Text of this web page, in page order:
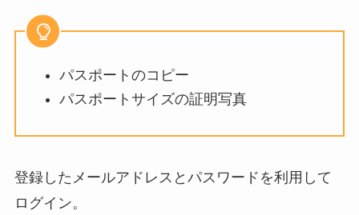
パスポートのコピー
パスポートサイズの証明写真
登録したメールアドレスとパスワードを利用して
ログイン。